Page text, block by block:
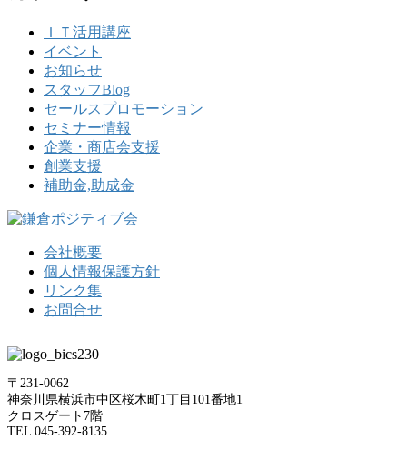
ＩＴ活用講座
イベント
お知らせ
スタッフBlog
セールスプロモーション
セミナー情報
企業・商店会支援
創業支援
補助金,助成金
会社概要
個人情報保護方針
リンク集
お問合せ
〒231-0062
神奈川県横浜市中区桜木町1丁目101番地1
クロスゲート7階
TEL 045-392-8135